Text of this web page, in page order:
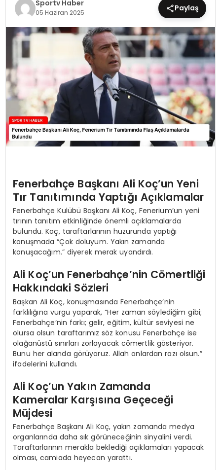
MAGAZIN
YAŞAM
Sportv Haber
05 Haziran 2025 Paylaş
Fenerbahçe Başkanı Ali Koç’un Yeni
Tır Tanıtımında Yaptığı Açıklamalar
Fenerbahçe Kulübü Başkanı Ali Koç, Fenerium’un yeni
tırının tanıtım etkinliğinde önemli açıklamalarda
bulundu. Koç, taraftarlarının huzurunda yaptığı
konuşmada “Çok doluyum. Yakın zamanda
konuşacağım.” diyerek merak uyandırdı.
Ali Koç’un Fenerbahçe’nin Cömertliği
Hakkındaki Sözleri
Başkan Ali Koç, konuşmasında Fenerbahçe’nin
farklılığına vurgu yaparak, “Her zaman söylediğim gibi;
Fenerbahçe’nin farkı; gelir, eğitim, kültür seviyesi ne
olursa olsun taraftarımız söz konusu Fenerbahçe ise
olağanüstü sınırları zorlayacak cömertlik gösteriyor.
Bunu her alanda görüyoruz. Allah onlardan razı olsun.”
ifadelerini kullandı.
Ali Koç’un Yakın Zamanda
Kameralar Karşısına Geçeceği
Müjdesi
Fenerbahçe Başkanı Ali Koç, yakın zamanda medya
organlarında daha sık görüneceğinin sinyalini verdi.
Taraftarlarının merakla beklediği açıklamaları yapacak
olması, camiada heyecan yarattı.